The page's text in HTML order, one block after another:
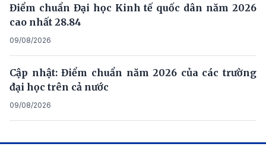
Điểm chuẩn Đại học Kinh tế quốc dân năm 2026
cao nhất 28.84
09/08/2026
Cập nhật: Điểm chuẩn năm 2026 của các trường
đại học trên cả nước
09/08/2026